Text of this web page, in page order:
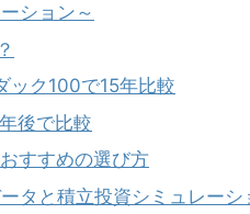
ション～
ック100で15年比較
後で比較
すすめの選び方
タと積立投資シミュレーシ